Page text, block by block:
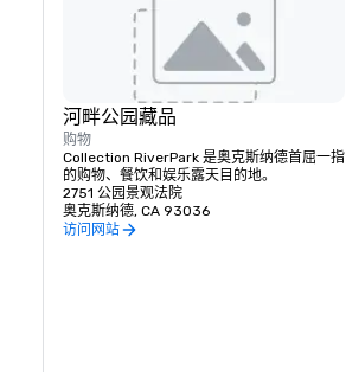
河畔公园藏品
购物
Collection RiverPark 是奥克斯纳德首屈一指
的购物、餐饮和娱乐露天目的地。
2751 公园景观法院
奥克斯纳德, CA 93036
访问网站